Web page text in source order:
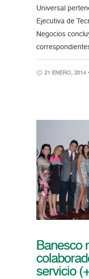
Universal
Ejecutiva de
Negocios
21 ENERO, 2014 •
Banesco
servicio